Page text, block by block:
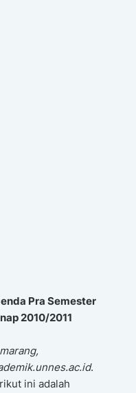
Pra Semester
2010/2011
.
ini adalah